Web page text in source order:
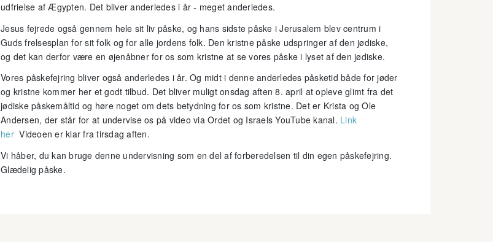
udfrielse af Ægypten. Det bliver anderledes i år - meget anderledes.
Jesus fejrede også gennem hele sit liv påske, og hans sidste påske i Jerusalem blev centrum i
Guds frelsesplan for sit folk og for alle jordens folk. Den kristne påske udspringer af den jødiske,
og det kan derfor være en øjenåbner for os som kristne at se vores påske i lyset af den jødiske.
Vores påskefejring bliver også anderledes i år. Og midt i denne anderledes påsketid både for jøder
og kristne kommer her et godt tilbud. Det bliver muligt onsdag aften 8. april at opleve glimt fra det
jødiske påskemåltid og høre noget om dets betydning for os som kristne. Det er Krista og Ole
Andersen, der står for at undervise os på video via Ordet og Israels YouTube kanal. Link
herVideoen er klar fra tirsdag aften.
Vi håber, du kan bruge denne undervisning som en del af forberedelsen til din egen påskefejring.
Glædelig påske.